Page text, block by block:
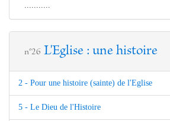
n°26 L'Eglise : une histoire
2 - Pour une histoire (sainte) de l'Eglise
5 - Le Dieu de l'Histoire